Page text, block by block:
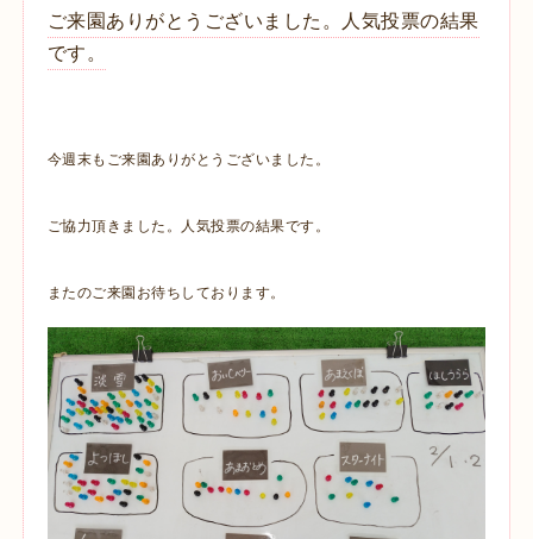
ご来園ありがとうございました。人気投票の結果
です。
今週末もご来園ありがとうございました。
ご協力頂きました。人気投票の結果です。
またのご来園お待ちしております。